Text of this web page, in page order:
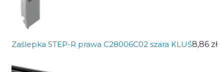
Zaślepka STEP-R prawa C28006C02 szara KLUŚ8,86 zł